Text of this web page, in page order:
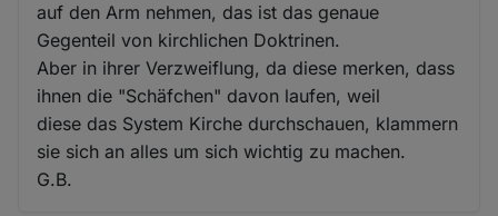
auf den Arm nehmen, das ist das genaue
Gegenteil von kirchlichen Doktrinen.
Aber in ihrer Verzweiflung, da diese merken, dass
ihnen die "Schäfchen" davon laufen, weil
diese das System Kirche durchschauen, klammern
sie sich an alles um sich wichtig zu machen.
G.B.